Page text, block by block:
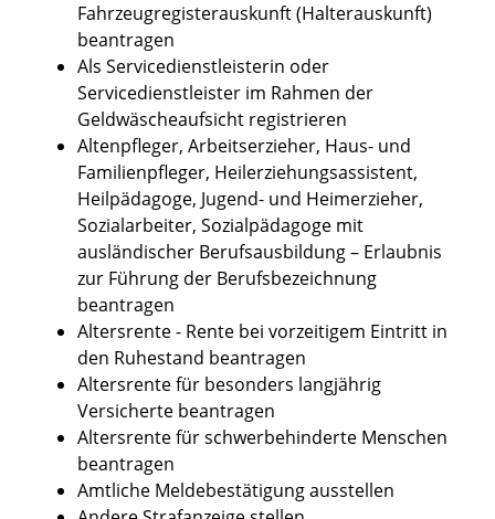
Fahrzeugregisterauskunft (Halterauskunft)
beantragen
Als Servicedienstleisterin oder
Servicedienstleister im Rahmen der
Geldwäscheaufsicht registrieren
Altenpfleger, Arbeitserzieher, Haus- und
Familienpfleger, Heilerziehungsassistent,
Heilpädagoge, Jugend- und Heimerzieher,
Sozialarbeiter, Sozialpädagoge mit
ausländischer Berufsausbildung – Erlaubnis
zur Führung der Berufsbezeichnung
beantragen
Altersrente - Rente bei vorzeitigem Eintritt in
den Ruhestand beantragen
Altersrente für besonders langjährig
Versicherte beantragen
Altersrente für schwerbehinderte Menschen
beantragen
Amtliche Meldebestätigung ausstellen